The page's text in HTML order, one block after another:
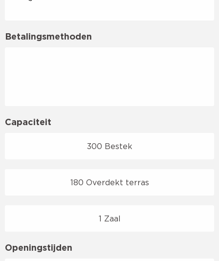
Betalingsmethoden
Capaciteit
300 Bestek
180 Overdekt terras
1 Zaal
Openingstijden